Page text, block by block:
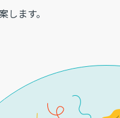
ます。